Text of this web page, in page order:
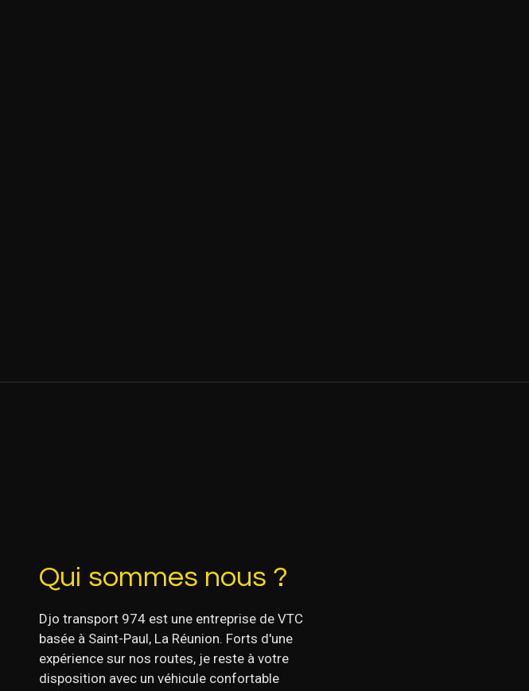
Qui sommes nous ?
Djo transport 974 est une entreprise de VTC
basée à Saint-Paul, La Réunion. Forts d'une
expérience sur nos routes, je reste à votre
disposition avec un véhicule confortable